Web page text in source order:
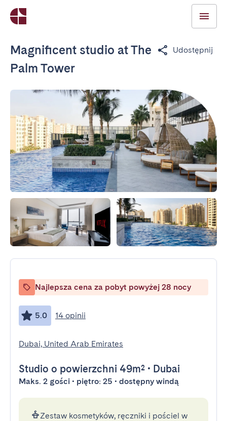
Magnificent studio at The
Palm Tower
Udostępnij
Najlepsza cena za pobyt powyżej 28 nocy
5.0 14 opinii
Dubai, United Arab Emirates
Studio o powierzchni 49m² • Dubai
Maks. 2 gości • piętro: 25 • dostępny windą
Zestaw kosmetyków, ręczniki i pościel w